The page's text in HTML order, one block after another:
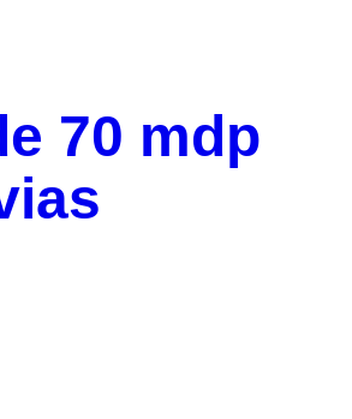
70 mdp